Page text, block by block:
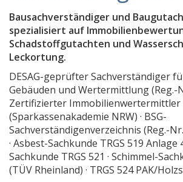
Gerich, Ing.-Büro
Ingenieurbüro Schade
Bausachverständiger &
Gutachterbüro Scherz
Dipl.-Ing. Goltz
NASC Brandschutzplanung
Gutachter, Sachverständiger,
stöber projektmanagement
Bausachverständiger und
spezialisiert auf
Schadstoffgutachten und
Leckortung.
DESAG-geprüfter Sachverständiger
Gebäuden und Wertermittlung (Reg.-
Zertifizierter Immobilienwertermittler
(Sparkassenakademie NRW) · BSG-
Sachverständigenverzeichnis (Reg.-
· Asbest-Sachkunde TRGS 519 Anlage
Sachkunde TRGS 521 · Schimmel-
(TÜV Rheinland) · TRGS 524 PAK/